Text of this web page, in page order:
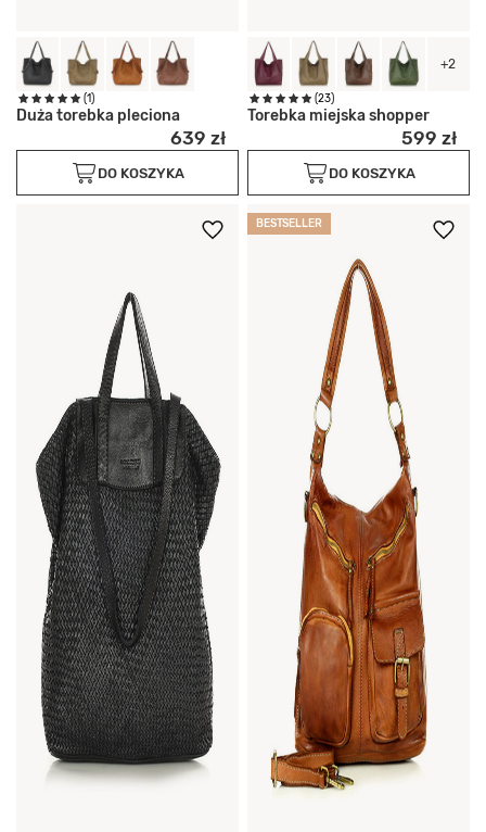
(1)
Duża torebka pleciona
639 zł
DO KOSZYKA
+2
(23)
Torebka miejska shopper
599 zł
DO KOSZYKA
BESTSELLER